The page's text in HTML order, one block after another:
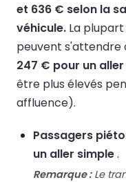
et 636 € selon la
véhicule. La
peuvent s'attendre
247 € pour un
être plus élevés
affluence).
Passagers
un aller simple.
Remarque :Le